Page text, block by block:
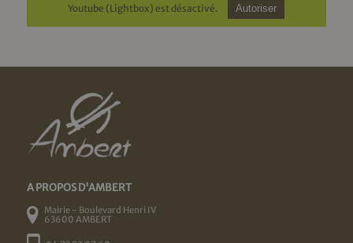
Youtube (Lightbox) est désactivé. Autoriser
A PROPOS D'AMBERT
Mairie - Boulevard Henri IV
63600 AMBERT